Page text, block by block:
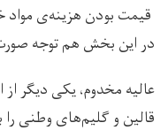
قیمت بودن هزینه‌ی
در این بخش هم توجه
عالیه مخدوم، یکی دیگر
قالین و گلیم‌های وطنی